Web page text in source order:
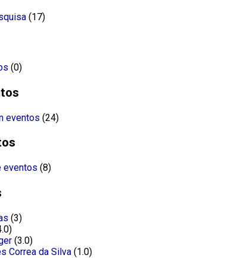
(17)
(0)
eventos (24)
eventos (8)
(3)
(3.0)
Correa da Silva(1.0)